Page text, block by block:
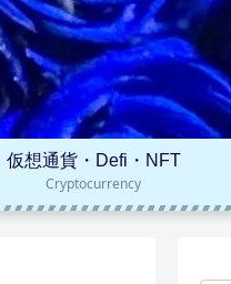
仮想通貨・Defi・NFT
Cryptocurrency